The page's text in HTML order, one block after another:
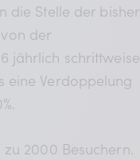
die Stelle der bisher
der
jährlich schrittweise
eine Verdoppelung
2000 Besuchern.